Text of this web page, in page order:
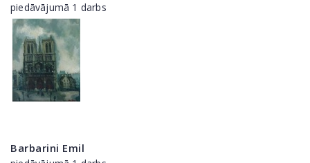
piedāvājumā 1 darbs
Barbarini Emil